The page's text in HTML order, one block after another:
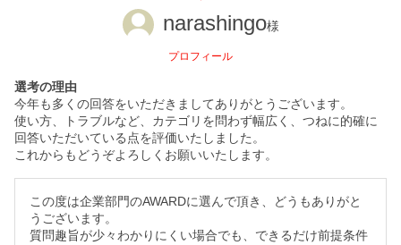
narashingo様
プロフィール
選考の理由
今年も多くの回答をいただきましてありがとうございます。
使い方、トラブルなど、カテゴリを問わず幅広く、つねに的確に
回答いただいている点を評価いたしました。
これからもどうぞよろしくお願いいたします。
この度は企業部門のAWARDに選んで頂き、どうもありがと
うございます。
質問趣旨が少々わかりにくい場合でも、できるだけ前提条件